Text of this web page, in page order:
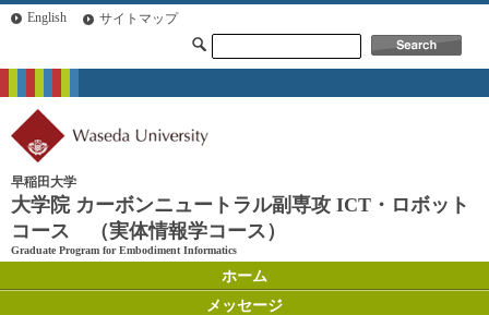
English サイトマップ
早稲田大学
大学院 カーボンニュートラル副専攻 ICT・ロボット
コース （実体情報学コース）
Graduate Program for Embodiment Informatics
ホーム
メッセージ